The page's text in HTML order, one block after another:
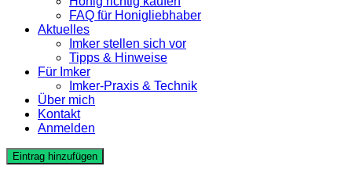
FAQ für Honigliebhaber
Aktuelles
Imker stellen sich vor
Tipps & Hinweise
Für Imker
Imker-Praxis & Technik
Über mich
Kontakt
Anmelden
Eintrag hinzufügen